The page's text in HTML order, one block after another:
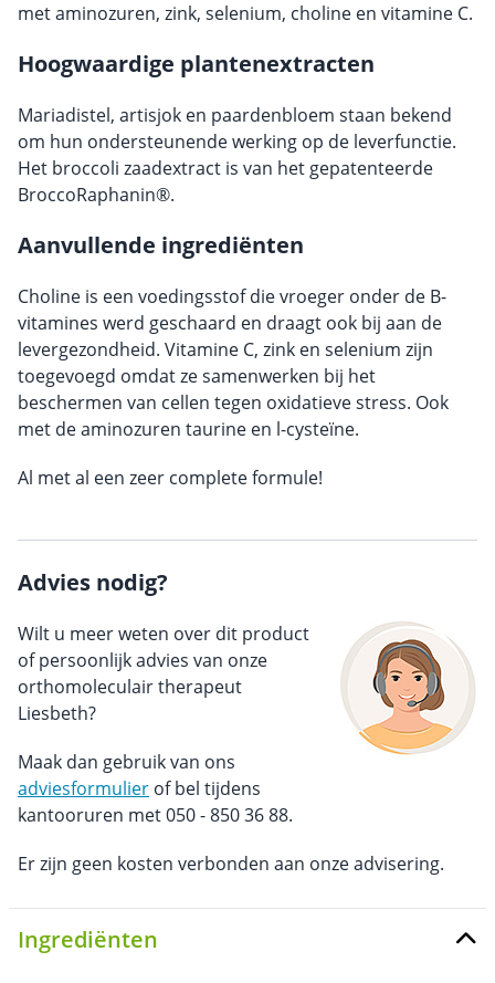
met aminozuren, zink, selenium, choline en vitamine C.
Hoogwaardige plantenextracten
Mariadistel, artisjok en paardenbloem staan bekend
om hun ondersteunende werking op de leverfunctie.
Het broccoli zaadextract is van het gepatenteerde
BroccoRaphanin®.
Aanvullende ingrediënten
Choline is een voedingsstof die vroeger onder de B-
vitamines werd geschaard en draagt ook bij aan de
levergezondheid. Vitamine C, zink en selenium zijn
toegevoegd omdat ze samenwerken bij het
beschermen van cellen tegen oxidatieve stress. Ook
met de aminozuren taurine en l-cysteïne.
Al met al een zeer complete formule!
Advies nodig?
Wilt u meer weten over dit product
of persoonlijk advies van onze
orthomoleculair therapeut
Liesbeth?
Maak dan gebruik van ons
adviesformulier of bel tijdens
kantooruren met 050 - 850 36 88.
Er zijn geen kosten verbonden aan onze advisering.
Ingrediënten